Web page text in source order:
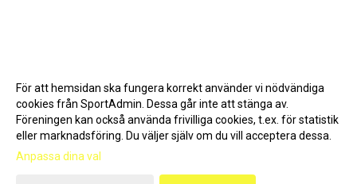
Gå till Webbversion
För att hemsidan ska fungera korrekt använder vi nödvändiga
cookies från SportAdmin. Dessa går inte att stänga av.
Föreningen kan också använda frivilliga cookies, t.ex. för statistik
eller marknadsföring. Du väljer själv om du vill acceptera dessa.
Anpassa dina val